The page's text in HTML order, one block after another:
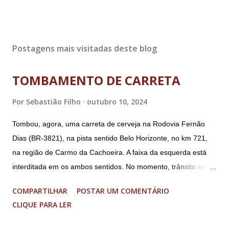
Postagens mais visitadas deste blog
TOMBAMENTO DE CARRETA
Por Sebastião Filho outubro 10, 2024
Tombou, agora, uma carreta de cerveja na Rodovia Fernão
Dias (BR-3821), na pista sentido Belo Horizonte, no km 721,
na região de Carmo da Cachoeira. A faixa da esquerda está
interditada em os ambos sentidos. No momento, trânsito está
Imagens @transitofernaodias *Por Sebastião Filho
COMPARTILHAR
POSTAR UM COMENTÁRIO
CLIQUE PARA LER